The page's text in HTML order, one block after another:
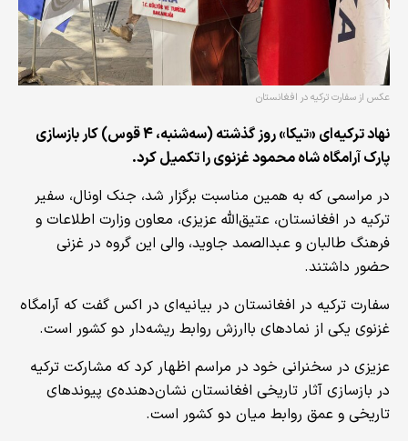
عکس از سفارت ترکیه در افغانستان
نهاد ترکیه‌ای «تیکا» روز گذشته (سه‌شنبه، 4 قوس) کار بازسازی
پارک آرامگاه شاه محمود غزنوی را تکمیل کرد.
در مراسمی که به همین مناسبت برگزار شد، جنک اونال، سفیر
ترکیه در افغانستان، عتیق‌الله عزیزی، معاون وزارت اطلاعات و
فرهنگ طالبان و عبدالصمد جاوید، والی این گروه در غزنی
حضور داشتند.
سفارت ترکیه در افغانستان در بیانیه‌ای در اکس گفت که آرامگاه
غزنوی یکی از نمادهای باارزش روابط ریشه‌دار دو کشور است.
عزیزی در سخنرانی خود در مراسم اظهار کرد که مشارکت ترکیه
در بازسازی آثار تاریخی افغانستان نشان‌دهنده‌ی پیوندهای
تاریخی و عمق روابط میان دو کشور است.